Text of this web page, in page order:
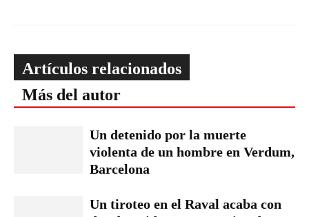
Artículos relacionados
Más del autor
Un detenido por la muerte
violenta de un hombre en Verdum,
Barcelona
Un tiroteo en el Raval acaba con